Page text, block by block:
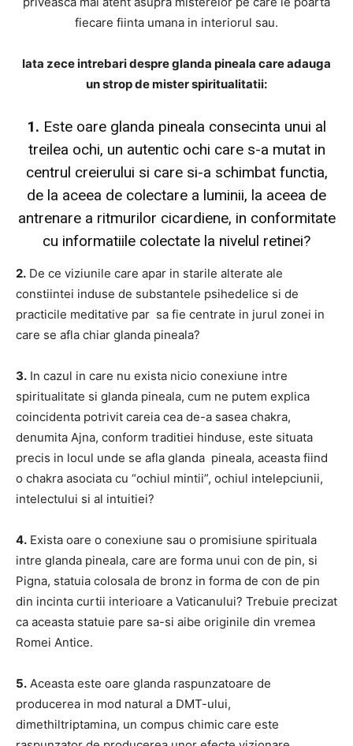
fiecare fiinta umana in interiorul sau.
Iata zece intrebari despre glanda pineala care adauga
un strop de mister spiritualitatii:
1. Este oare glanda pineala consecinta unui al
treilea ochi, un autentic ochi care s-a mutat in
centrul creierului si care si-a schimbat functia,
de la aceea de colectare a luminii, la aceea de
antrenare a ritmurilor cicardiene, in conformitate
cu informatiile colectate la nivelul retinei?
2. De ce viziunile care apar in starile alterate ale
constiintei induse de substantele psihedelice si de
practicile meditative par sa fie centrate in jurul zonei in
care se afla chiar glanda pineala?
3. In cazul in care nu exista nicio conexiune intre
spiritualitate si glanda pineala, cum ne putem explica
coincidenta potrivit careia cea de-a sasea chakra,
denumita Ajna, conform traditiei hinduse, este situata
precis in locul unde se afla glanda pineala, aceasta fiind
o chakra asociata cu “ochiul mintii”, ochiul intelepciunii,
intelectului si al intuitiei?
4. Exista oare o conexiune sau o promisiune spirituala
intre glanda pineala, care are forma unui con de pin, si
Pigna, statuia colosala de bronz in forma de con de pin
din incinta curtii interioare a Vaticanului? Trebuie precizat
ca aceasta statuie pare sa-si aibe originile din vremea
Romei Antice.
5. Aceasta este oare glanda raspunzatoare de
producerea in mod natural a DMT-ului,
dimethiltriptamina, un compus chimic care este